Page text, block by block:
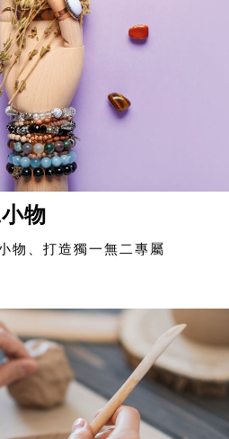
物
物、打造獨一無二專屬